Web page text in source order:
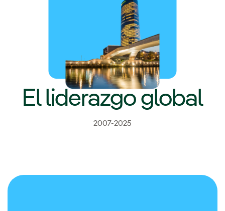
El liderazgo global
2007-2025